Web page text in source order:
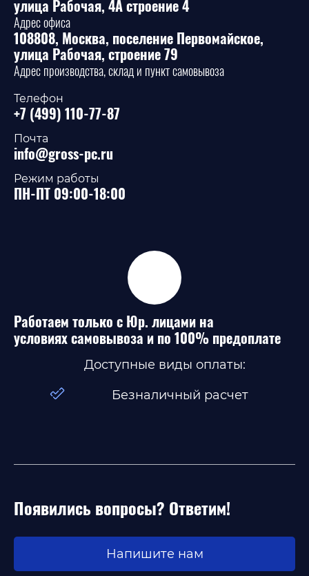
улица Рабочая, 4А строение 4
Адрес офиса
108808, Москва, поселение Первомайское,
улица Рабочая, строение 79
Адрес производства, склад и пункт самовывоза
Телефон
+7 (499) 110-77-87
Почта
info@gross-pc.ru
Режим работы
ПН-ПТ 09:00-18:00
Работаем только с Юр. лицами на
условиях самовывоза и по 100% предоплате
Доступные виды оплаты:
Безналичный расчет
Появились вопросы? Ответим!
Напишите нам